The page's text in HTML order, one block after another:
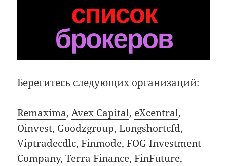
Берегитесь следующих организаций:
Remaxima,Avex Capital, eXcentral,
Oinvest, Goodzgroup,Longshortcfd,
Viptradecdlc,Finmode,FOG Investment
Company,Terra Finance,FinFuture,